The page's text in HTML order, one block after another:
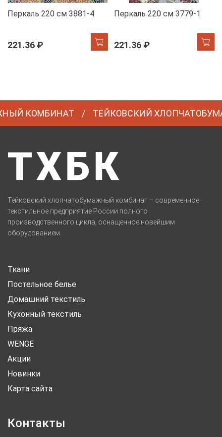
Перкаль 220 см 3881-4
221.36 ₽
Перкаль 220 см 3779-1
221.36 ₽
КОМБИНАТ ТЕЙКОВСКИЙ
ТХБК
Тейковский хлопчатобумажный комбинат – современное
текстильное предприятие России полного
производственного цикла, оснащенное новейшим
оборудованием.
Ткани
Постельное белье
Домашний текстиль
Кухонный текстиль
Пряжа
WENGE
Акции
Новинки
Карта сайта
Контакты